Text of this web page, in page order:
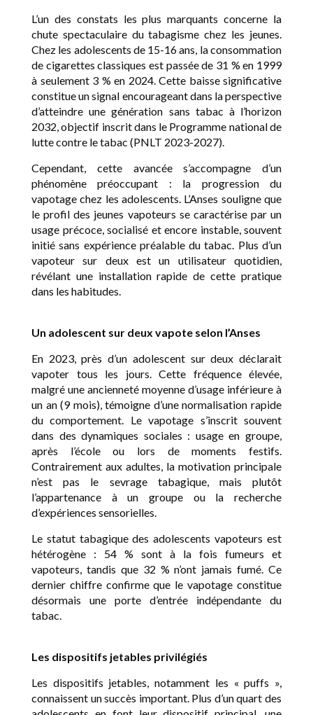
L’un des constats les plus marquants concerne la
chute spectaculaire du tabagisme chez les jeunes.
Chez les adolescents de 15-16 ans, la consommation
de cigarettes classiques est passée de 31 % en 1999
à seulement 3 % en 2024. Cette baisse significative
constitue un signal encourageant dans la perspective
d’atteindre une génération sans tabac à l’horizon
2032, objectif inscrit dans le Programme national de
lutte contre le tabac (PNLT 2023-2027).
Cependant, cette avancée s’accompagne d’un
phénomène préoccupant : la progression du
vapotage chez les adolescents. L’Anses souligne que
le profil des jeunes vapoteurs se caractérise par un
usage précoce, socialisé et encore instable, souvent
initié sans expérience préalable du tabac. Plus d’un
vapoteur sur deux est un utilisateur quotidien,
révélant une installation rapide de cette pratique
dans les habitudes.
Un adolescent sur deux vapote selon l’Anses
En 2023, près d’un adolescent sur deux déclarait
vapoter tous les jours. Cette fréquence élevée,
malgré une ancienneté moyenne d’usage inférieure à
un an (9 mois), témoigne d’une normalisation rapide
du comportement. Le vapotage s’inscrit souvent
dans des dynamiques sociales : usage en groupe,
après l’école ou lors de moments festifs.
Contrairement aux adultes, la motivation principale
n’est pas le sevrage tabagique, mais plutôt
l’appartenance à un groupe ou la recherche
d’expériences sensorielles.
Le statut tabagique des adolescents vapoteurs est
hétérogène : 54 % sont à la fois fumeurs et
vapoteurs, tandis que 32 % n’ont jamais fumé. Ce
dernier chiffre confirme que le vapotage constitue
désormais une porte d’entrée indépendante du
tabac.
Les dispositifs jetables privilégiés
Les dispositifs jetables, notamment les « puffs »,
connaissent un succès important. Plus d’un quart des